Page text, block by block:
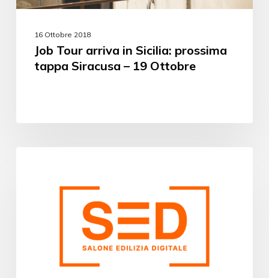
16 Ottobre 2018
Job Tour arriva in Sicilia: prossima
tappa Siracusa – 19 Ottobre